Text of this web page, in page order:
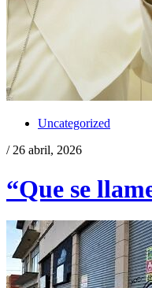
Uncategorized
/ 26 abril, 2026
“Que se